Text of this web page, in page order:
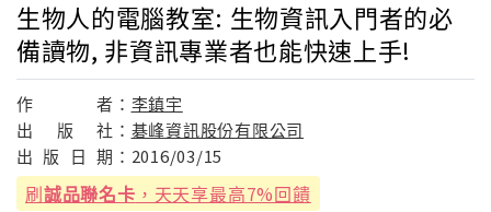
生物人的電腦教室: 生物資訊入門者的必
備讀物, 非資訊專業者也能快速上手!
作 者： 李鎮宇
出
版 社： 碁峰資訊股份有限公司
出 版 日 期： 2016/03/15
刷誠品聯名卡 ，天天享最高7%回饋